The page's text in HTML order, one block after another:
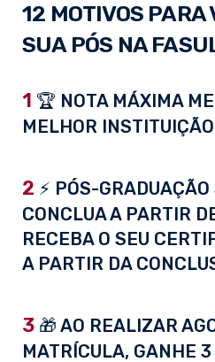
12 MOTIVOS PARA
SUA PÓS NA
1 🏆 NOTA MÁXIMA
MELHOR
2 ⚡ PÓS-
CONCLUA A PARTIR
RECEBA O SEU
A PARTIR DA
3 🎁 AO REALIZAR
MATRÍCULA, GANHE